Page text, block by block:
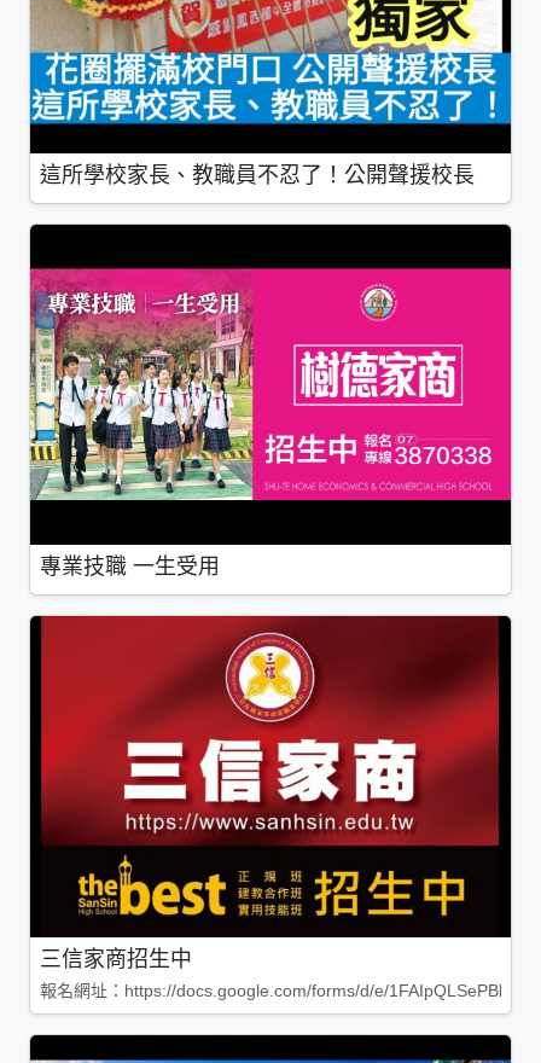
這所學校家長、教職員不忍了！公開聲援校長
專業技職 一生受用
三信家商招生中
報名網址：https://docs.google.com/forms/d/e/